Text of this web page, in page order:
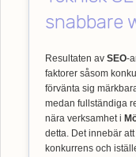
snabbare
Resultaten av SEO-
faktorer såsom
förvänta sig
medan fullständiga
nära verksamhet i
detta. Det innebär
konkurrens och